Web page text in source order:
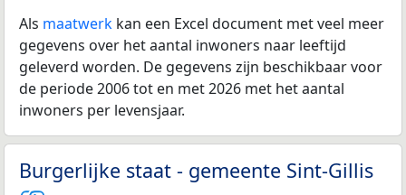
Als maatwerk kan een Excel document met veel meer
gegevens over het aantal inwoners naar leeftijd
geleverd worden. De gegevens zijn beschikbaar voor
de periode 2006 tot en met 2026 met het aantal
inwoners per levensjaar.
Burgerlijke staat - gemeente Sint-Gillis